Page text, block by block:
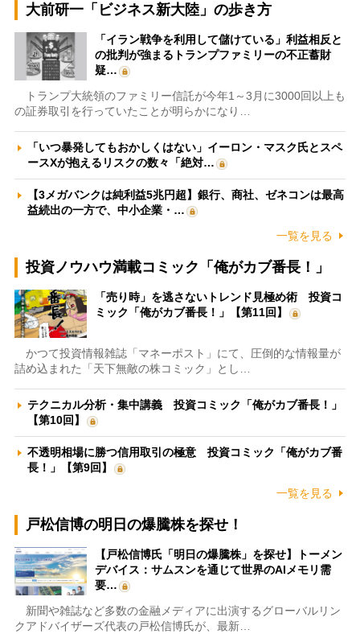
大前研一「ビジネス新大陸」の歩き方
「イラン戦争を利用して儲けている」利益相反と
の批判が強まるトランプファミリーの不正蓄財
疑…
トランプ大統領のファミリー信託が今年1～3月に3000回以上も
の証券取引を行っていたことが明らかになり…
「いつ暴発してもおかしくはない」イーロン・マスク氏とスペ
ースXが抱えるリスクの数々「絶対…
【3メガバンクは純利益5兆円超】銀行、商社、ゼネコンは最高
益続出の一方で、中小企業・…
一覧を見る
投資ノウハウ満載コミック「俺がカブ番長！」
「売り時」を逃さないトレンド見極め術 投資コ
ミック「俺がカブ番長！」【第11回】
かつて投資情報雑誌「マネーポスト」にて、圧倒的な情報量が
詰め込まれた「天下無敵の株コミック」とし…
テクニカル分析・集中講義 投資コミック「俺がカブ番長！」
【第10回】
不透明相場に勝つ信用取引の極意 投資コミック「俺がカブ番
長！」【第9回】
一覧を見る
戸松信博の明日の爆騰株を探せ！
【戸松信博氏「明日の爆騰株」を探せ】トーメン
デバイス：サムスンを通じて世界のAIメモリ需
要…
新聞や雑誌など多数の金融メディアに出演するグローバルリン
クアドバイザーズ代表の戸松信博氏が、最新…